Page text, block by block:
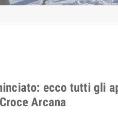
ecco tutti gli
Arcana